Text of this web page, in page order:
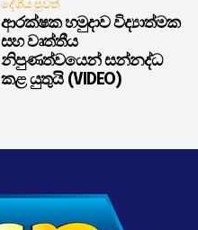
දේශීය පුවත්
ආරක්ෂක හමුදාව විද්‍යාත්මක
සහ වෘත්තීය
නිපුණත්වයෙන් සන්නද්ධ
කළ යුතුයි (VIDEO)